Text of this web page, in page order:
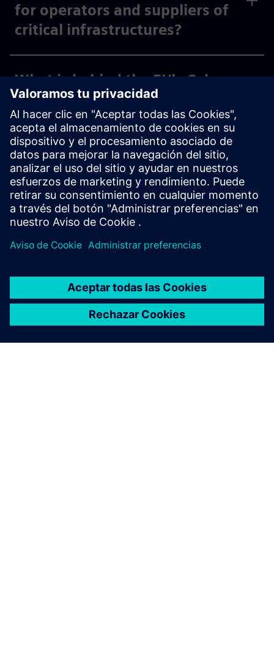
for operators and suppliers of
critical infrastructures?
What is behind the EU's Cyber
Resilience Act?
What does the Federal Office
of Civil Protection and
Disaster Assistance (BBK) do?